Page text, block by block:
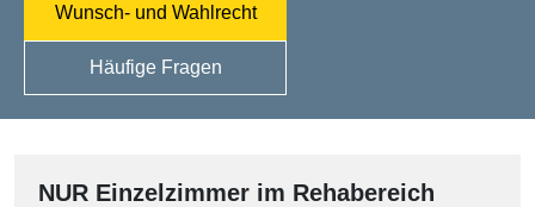
Wunsch- und Wahlrecht
Häufige Fragen
NUR Einzelzimmer im Rehabereich